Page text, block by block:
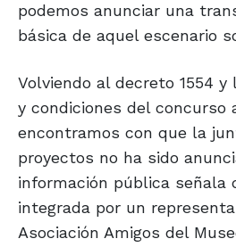
podemos anunciar una
básica de aquel escenario
Volviendo al decreto 1554 y
y condiciones del concurso
encontramos con que la
proyectos no ha sido
información pública señala
integrada por un
Asociación Amigos del